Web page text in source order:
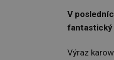
V
fantastický
Výraz